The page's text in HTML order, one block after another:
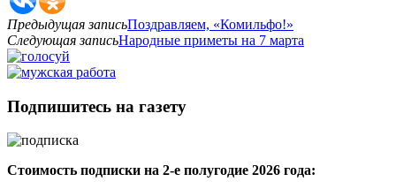
Предыдущая записьПоздравляем, «Комильфо!»
Следующая записьНародные приметы на 7 марта
Подпишитесь на газету
Стоимость подписки на 2-е полугодие 2026 года: